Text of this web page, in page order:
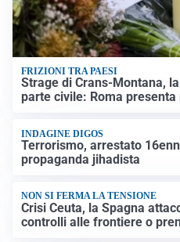
FRIZIONI TRA PAESI
Strage di Crans-Montana,
parte civile: Roma presenta
INDAGINE DIGOS
Terrorismo, arrestato
propaganda jihadista
NON SI FERMA LA TENSIONE
Crisi Ceuta, la Spagna
controlli alle frontiere o